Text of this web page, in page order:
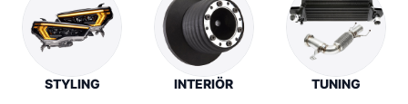
STYLING INTERIÖR TUNING